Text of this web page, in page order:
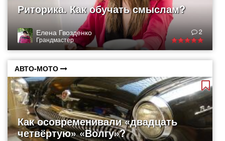
Риторика. Как обучать смыслам?
Елена Гвозденко
Грандмастер
2
АВТО-МОТО
Как осовременивали «двадцать
четвёртую» «Волгу»?